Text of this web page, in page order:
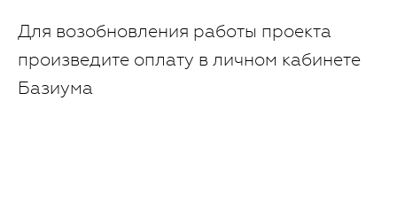
Для возобновления работы проекта
произведите оплату в личном кабинете
Базиума